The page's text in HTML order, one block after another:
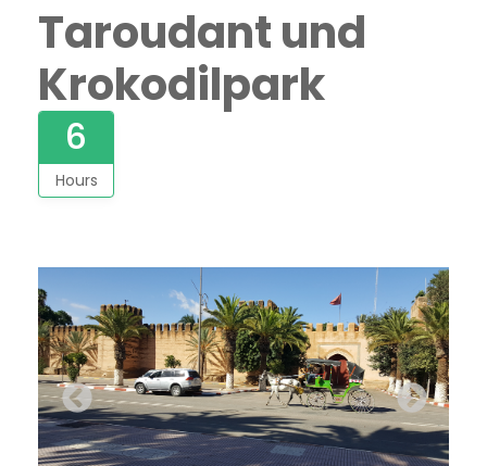
Taroudant und
Krokodilpark
6
Hours